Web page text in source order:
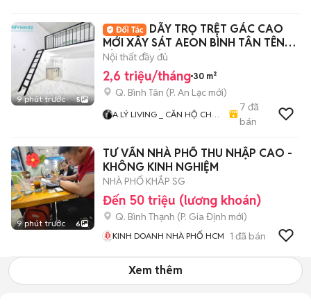
9 phút trước 5
DÃY TRỌ TRỆT GÁC CAO
MỚI XÂY SÁT AEON BÌNH TÂN TÊN
LỬA MỚI TỈNH LỘ 10
Nội thất đầy đủ
2,6 triệu/tháng 30 m²
Q. Bình Tân (P. An Lạc mới)
A LÝ LIVING _ CĂN HỘ CHO
CHUNG CƯ - NHÀ Ở
7 đã
bán
9 phút trước 6
TƯ VẤN NHÀ PHỐ THU NHẬP CAO -
KHÔNG KINH NGHIỆM
NHÀ PHỐ KHẮP SG
Đến 50 triệu (lương khoán)
Q. Bình Thạnh (P. Gia Định mới)
KINH DOANH NHÀ PHỐ HCM 1 đã bán
Xem thêm